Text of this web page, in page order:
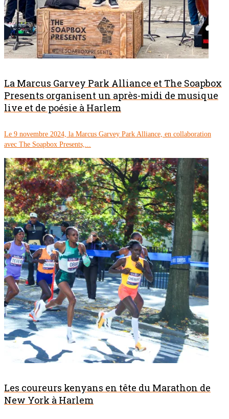
La Marcus Garvey Park Alliance et The Soapbox
Presents organisent un après-midi de musique
live et de poésie à Harlem
Le 9 novembre 2024, la Marcus Garvey Park Alliance, en collaboration
avec The Soapbox Presents,...
Les coureurs kenyans en tête du Marathon de
New York à Harlem